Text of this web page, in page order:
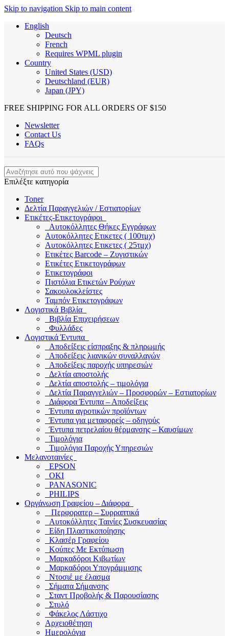
Skip to navigation Skip to main content
English
Deutsch
French
Requires WPML plugin
Country
United States (USD)
Deutschland (EUR)
Japan (JPY)
FREE SHIPPING FOR ALL ORDERS OF $150
Newsletter
Contact Us
FAQs
Επιλέξτε κατηγορία
Toner
Δελτία Παραγγελιών / Εστιατορίων
Ετικέτες-Ετικετογράφοι
Αυτοκόλλητες Θήκες Εγγράφων
Αυτοκόλλητες Ετικετες ( 100τμχ)
Αυτοκόλλητες Ετικετες ( 25τμχ)
Ετικέτες Barcode – Ζυγιστικών
Ετικέτες Ετικετογράφων
Ετικετογράφοι
Πιστόλια Ετικετών Ρούχων
Σακουλοκλείστες
Ταμπόν Ετικετογράφων
Λογιστικά Βιβλία
Βιβλία Επιχειρήσεων
Φυλλάδες
Λογιστικά Έντυπα
Αποδείξεις είσπραξης & πληρωμής
Αποδείξεις λιανικών συναλλαγών
Αποδείξεις παροχής υπηρεσιών
Δελτία αποστολής
Δελτία αποστολής – τιμολόγια
Δελτία Παραγγελιών – Προσφορών – Εστιατορίων
Διάφορα Έντυπα – Αποδείξεις
Έντυπα αγροτικών προϊόντων
Έντυπα για μεταφορείς – οδηγούς
Έντυπα πετρελαίου θέρμανσης – Καυσίμων
Τιμολόγια
Τιμολόγια Παροχής Υπηρεσιών
Μελανοταινίες
EPSON
OKI
PANASONIC
PHILIPS
Οργάνωση Γραφείου – Διάφορα
Περφορατερ – Συρραπτικά
Αυτοκόλλητες Ταινίες Συσκευασίας
Είδη Πλαστικοποίησης
Κλασέρ Γραφείου
Κούπες Με Εκτύπωση
Μαρκαδόροι Κιβωτίων
Μαρκαδόροι Υπογράμμισης
Ντοσιέ με έλασμα
Σήματα Σήμανσης
Σταντ Προβολής & Παρουσίασης
Στυλό
Φάκελος Λάστιχο
Αρχειοθέτηση
Ημερολόγια